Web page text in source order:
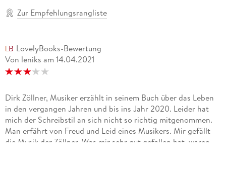
Zur Empfehlungsrangliste
LovelyBooks-Bewertung
Von leniks am 14.04.2021
Dirk Zöllner, Musiker erzählt in seinem Buch über das Leben
in den vergangen Jahren und bis ins Jahr 2020. Leider hat
mich der Schreibstil an sich nicht so richtig mitgenommen.
Man erfährt von Freud und Leid eines Musikers. Mir gefällt
die Musik der Zöllner. Was mir sehr gut gefallen hat, waren